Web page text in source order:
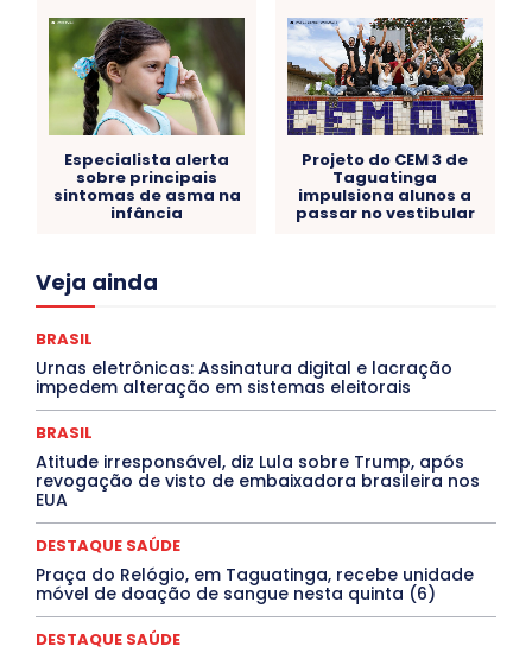
Especialista alerta
sobre principais
sintomas de asma na
infância
Projeto do CEM 3 de
Taguatinga
impulsiona alunos a
passar no vestibular
Veja ainda
Acre
Congressuanas & Esplanadumas
Covid-19
Crônica Política Crônicas
CULTURA
Cultura e Tal
DANÇA Dengue
Denuncia
DESTAQUE BRASIL
DESTAQUE DF
DESTAQUE SAÚDE
DESTAQUES OUTROS
ELEIÇÕES
EMPREGO E OPORTUNIDADES
ENTORNO
Especial
Espírito Santo ESPORTE
ESTÁGIO
Febre Oropouche
FILMES
Goiás
INTELIGÊNCIA ARTIFICIAL
Jogos Online
JUDICIÁRIO LITERATURA
Maranhão
Marburg
Mato Grosso
Mato Grosso do Sul
MEIO AMBIENTE
Minas Gerais MOBILIDADE
MPOX
MÚSICA
O Plantonista
BRASIL
Urnas eletrônicas: Assinatura digital e lacração
impedem alteração em sistemas eleitorais
BRASIL
Atitude irresponsável, diz Lula sobre Trump, após
revogação de visto de embaixadora brasileira nos
EUA
DESTAQUE SAÚDE
Praça do Relógio, em Taguatinga, recebe unidade
móvel de doação de sangue nesta quinta (6)
DESTAQUE SAÚDE